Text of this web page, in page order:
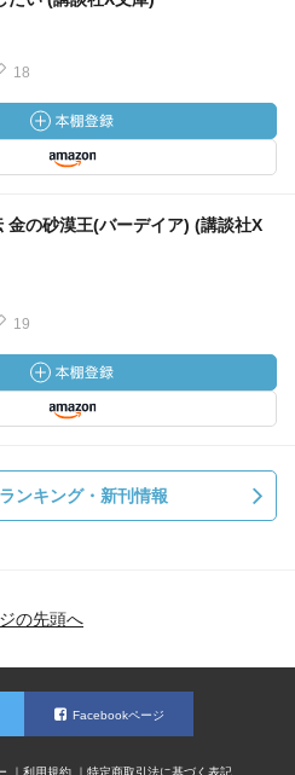
18
金の砂漠王(バーデイア) (講談社X
19
ンキング・新刊情報
の先頭へ
Facebookページ
利用規約 特定商取引法に基づく表記